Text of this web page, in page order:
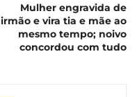
Mulher engravida de
irmão e vira tia e mãe ao
mesmo tempo; noivo
concordou com tudo